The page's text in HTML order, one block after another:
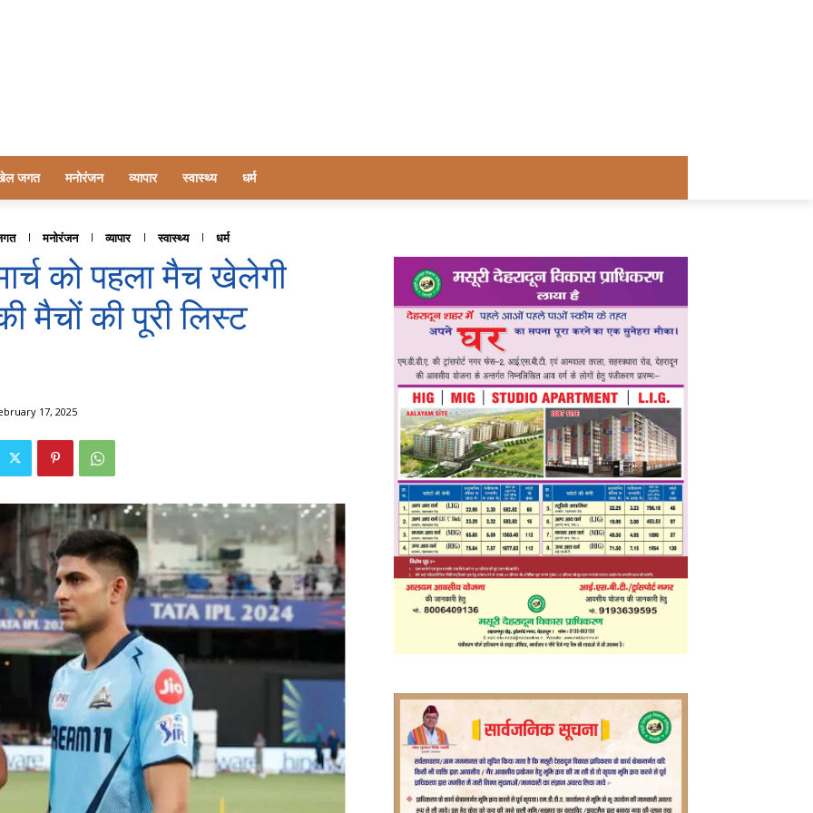
जगत मनोरंजन व्यापार स्वास्थ्य धर्म
मनोरंजन व्यापार स्वास्थ्य धर्म
को पहला मैच खेलेगी
मैचों की पूरी लिस्ट
17, 2025